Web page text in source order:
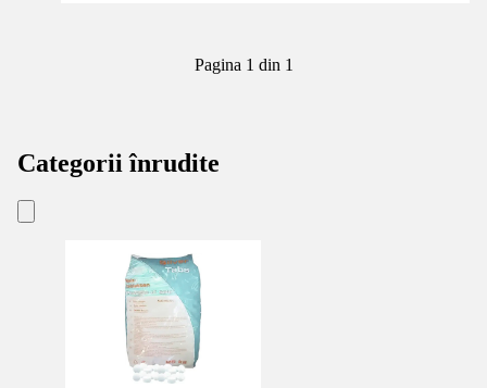
Pagina 1 din 1
Categorii înrudite